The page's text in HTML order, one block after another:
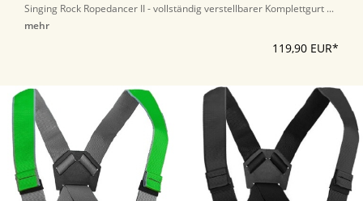
Singing Rock Ropedancer II - vollständig verstellbarer Komplettgurt ...
mehr
119,90 EUR*